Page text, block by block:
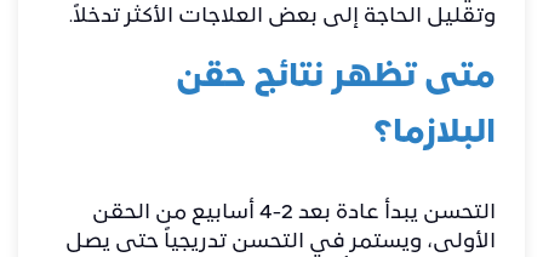
وتقليل الحاجة إلى بعض العلاجات الأكثر تدخلاً.
متى تظهر نتائج حقن
البلازما؟
التحسن يبدأ عادة بعد 2-4 أسابيع من الحقن
الأولى، ويستمر في التحسن تدريجياً حتى يصل